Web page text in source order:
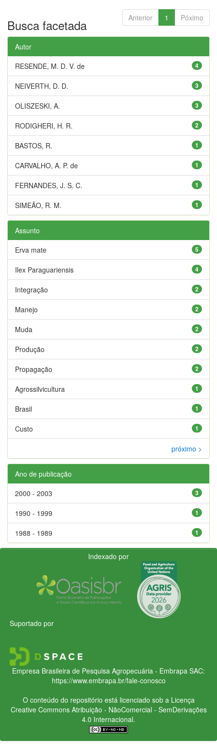
Anterior 1 Póximo
Busca facetada
Autor
4
RESENDE, M. D. V. de
3
NEIVERTH, D. D.
3
OLISZESKI, A.
2
RODIGHERI, H. R.
1
BASTOS, R.
1
CARVALHO, A. P. de
1
FERNANDES, J. S. C.
1
SIMEÃO, R. M.
Assunto
5
Erva mate
4
Ilex Paraguariensis
2
Integração
2
Manejo
2
Muda
2
Produção
2
Propagação
1
Agrossilvicultura
1
Brasil
1
Custo
próximo >
Ano de publicação
3
2000 - 2003
1
1990 - 1999
1
1988 - 1989
Indexado por
Suportado por
Empresa Brasileira de Pesquisa Agropecuária - Embrapa SAC:
https://www.embrapa.br/fale-conosco
O conteúdo do repositório está licenciado sob a Licença
Creative CommonsAtribuição - NãoComercial - SemDerivações
4.0 Internacional.